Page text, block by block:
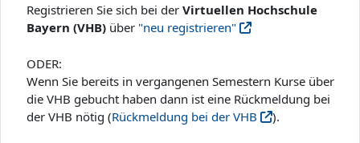
Registrieren Sie sich bei der Virtuellen Hochschule
Bayern (VHB) über "neu registrieren"
ODER:
Wenn Sie bereits in vergangenen Semestern Kurse über
die VHB gebucht haben dann ist eine Rückmeldung bei
der VHB nötig (Rückmeldung bei der VHB ).